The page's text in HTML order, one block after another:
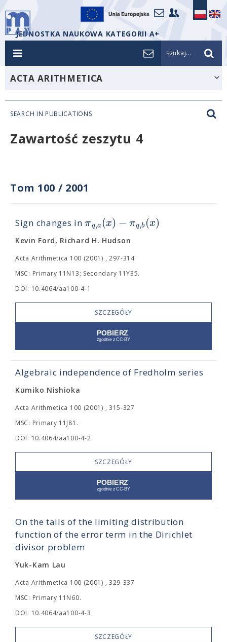
JEDNOSTKA NAUKOWA KATEGORII A+
szukaj...
ACTA ARITHMETICA
SEARCH IN PUBLICATIONS
Zawartość zeszytu 4
Tom 100 / 2001
Sign changes inπq,a(x) − πq,b(x)
Kevin Ford, Richard H. Hudson
Acta Arithmetica 100 (2001) , 297-314
MSC: Primary 11N13; Secondary 11Y35.
DOI: 10.4064/aa100-4-1
SZCZEGÓŁY
Algebraic independence of Fredholm series
Kumiko Nishioka
Acta Arithmetica 100 (2001) , 315-327
MSC: Primary 11J81.
DOI: 10.4064/aa100-4-2
SZCZEGÓŁY
On the tails of the limiting distribution
function of the error term in the Dirichlet
divisor problem
Yuk-Kam Lau
Acta Arithmetica 100 (2001) , 329-337
MSC: Primary 11N60.
DOI: 10.4064/aa100-4-3
SZCZEGÓŁY